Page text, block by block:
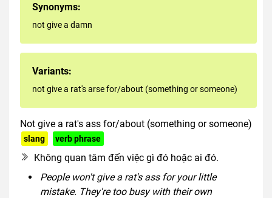
Synonyms:
not give a damn
Variants:
not give a rat's arse for/about (something or someone)
Not give a rat's ass for/about (something or someone)
slang verb phrase
Không quan tâm đến việc gì đó hoặc ai đó.
People won't give a rat's ass for your little
mistake. They're too busy with their own